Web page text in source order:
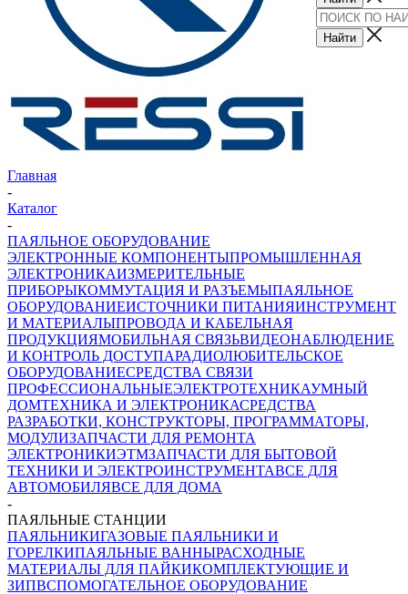
Главная
-
Каталог
-
ПАЯЛЬНОЕ ОБОРУДОВАНИЕ
ЭЛЕКТРОННЫЕ КОМПОНЕНТЫПРОМЫШЛЕННАЯ
ЭЛЕКТРОНИКАИЗМЕРИТЕЛЬНЫЕ
ПРИБОРЫКОММУТАЦИЯ И РАЗЪЕМЫПАЯЛЬНОЕ
ОБОРУДОВАНИЕИСТОЧНИКИ ПИТАНИЯИНСТРУМЕНТ
И МАТЕРИАЛЫПРОВОДА И КАБЕЛЬНАЯ
ПРОДУКЦИЯМОБИЛЬНАЯ СВЯЗЬВИДЕОНАБЛЮДЕНИЕ
И КОНТРОЛЬ ДОСТУПАРАДИОЛЮБИТЕЛЬСКОЕ
ОБОРУДОВАНИЕСРЕДСТВА СВЯЗИ
ПРОФЕССИОНАЛЬНЫЕЭЛЕКТРОТЕХНИКАУМНЫЙ
ДОМТЕХНИКА И ЭЛЕКТРОНИКАСРЕДСТВА
РАЗРАБОТКИ, КОНСТРУКТОРЫ, ПРОГРАММАТОРЫ,
МОДУЛИЗАПЧАСТИ ДЛЯ РЕМОНТА
ЭЛЕКТРОНИКИЭТМЗАПЧАСТИ ДЛЯ БЫТОВОЙ
ТЕХНИКИ И ЭЛЕКТРОИНСТРУМЕНТАВСЕ ДЛЯ
АВТОМОБИЛЯВСЕ ДЛЯ ДОМА
-
ПАЯЛЬНЫЕ СТАНЦИИ
ПАЯЛЬНИКИГАЗОВЫЕ ПАЯЛЬНИКИ И
ГОРЕЛКИПАЯЛЬНЫЕ ВАННЫРАСХОДНЫЕ
МАТЕРИАЛЫ ДЛЯ ПАЙКИКОМПЛЕКТУЮЩИЕ И
ЗИПВСПОМОГАТЕЛЬНОЕ ОБОРУДОВАНИЕ